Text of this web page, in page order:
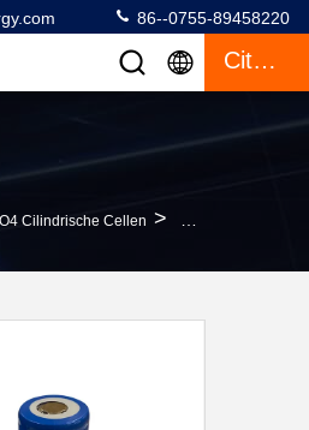
86--0755-89458220
Citaat
Cilindrische Cellen > Cilindrische